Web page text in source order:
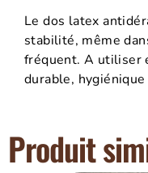
Le dos latex
stabilité, même
fréquent. A utiliser
durable,
Produit